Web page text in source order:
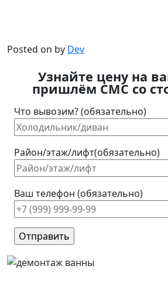
Posted on by Dev
Узнайте цену на
пришлём СМС со
Что вывозим? (обязательно)
Район/этаж/лифт(обязательно)
Ваш телефон (обязательно)